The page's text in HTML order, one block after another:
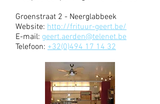
Groenstraat 2 - Neerglabbeek
Website: http://frituur-geert.be/
E-mail: geert.aerden@telenet.be
Telefoon: +32(0)494 17 14 32